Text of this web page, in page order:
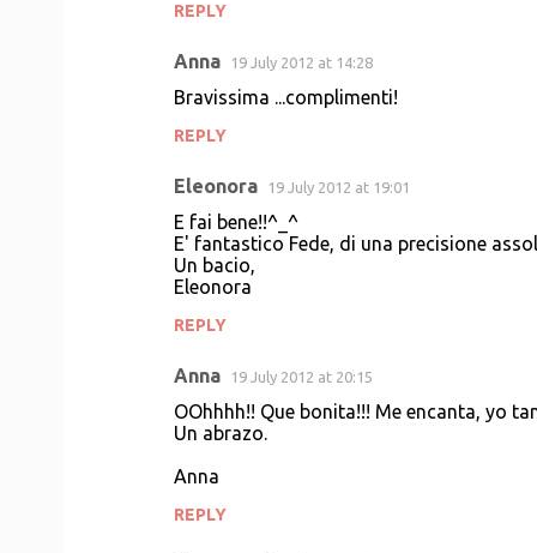
REPLY
Anna 19 July 2012 at 14:28
Bravissima ...complimenti!
REPLY
Eleonora 19 July 2012 at 19:01
E fai bene!!^_^
E' fantastico Fede, di una precisione
Un bacio,
Eleonora
REPLY
Anna 19 July 2012 at 20:15
OOhhhh!! Que bonita!!! Me encanta, yo
Un abrazo.
Anna
REPLY